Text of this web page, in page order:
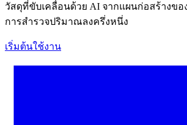
วัสดุที่ขับเคลื่อนด้วย AI จากแผนก่อสร้างขอ
การสำรวจปริมาณลงครึ่งหนึ่ง
เริ่มต้นใช้งาน